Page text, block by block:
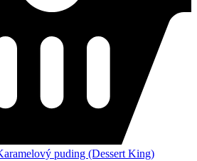
puding (Dessert King)